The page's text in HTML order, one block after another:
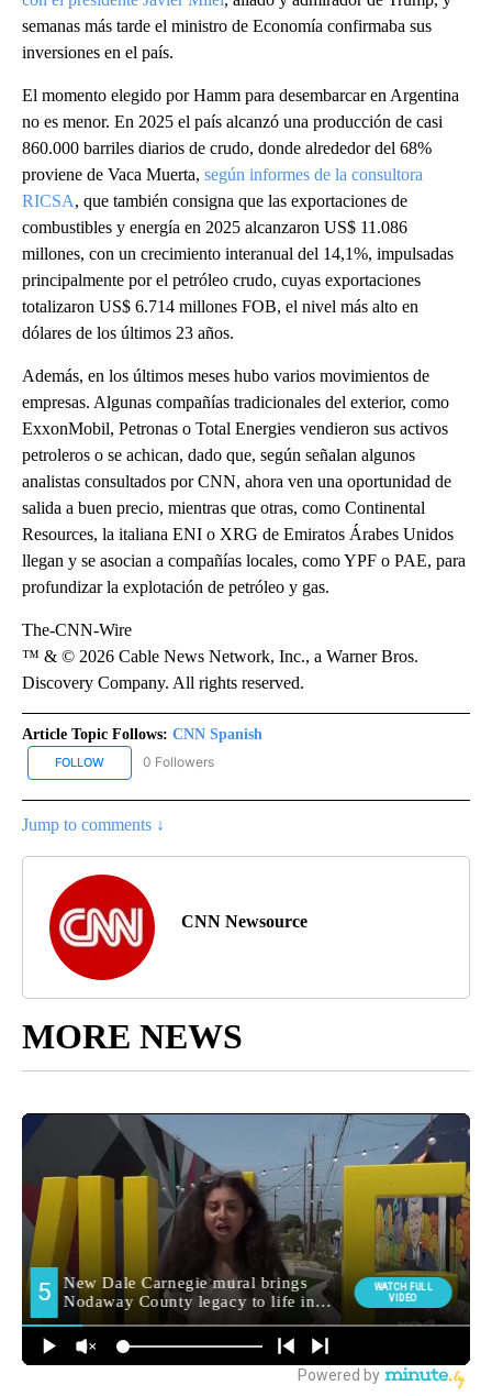
semanas más tarde el ministro de Economía confirmaba sus
inversiones en el país.
El momento elegido por Hamm para desembarcar en Argentina
no es menor. En 2025 el país alcanzó una producción de casi
860.000 barriles diarios de crudo, donde alrededor del 68%
proviene de Vaca Muerta, según informes de la consultora
RICSA, que también consigna que las exportaciones de
combustibles y energía en 2025 alcanzaron US$ 11.086
millones, con un crecimiento interanual del 14,1%, impulsadas
principalmente por el petróleo crudo, cuyas exportaciones
totalizaron US$ 6.714 millones FOB, el nivel más alto en
dólares de los últimos 23 años.
Además, en los últimos meses hubo varios movimientos de
empresas. Algunas compañías tradicionales del exterior, como
ExxonMobil, Petronas o Total Energies vendieron sus activos
petroleros o se achican, dado que, según señalan algunos
analistas consultados por CNN, ahora ven una oportunidad de
salida a buen precio, mientras que otras, como Continental
Resources, la italiana ENI o XRG de Emiratos Árabes Unidos
llegan y se asocian a compañías locales, como YPF o PAE, para
profundizar la explotación de petróleo y gas.
The-CNN-Wire
™ & © 2026 Cable News Network, Inc., a Warner Bros.
Discovery Company. All rights reserved.
Article Topic Follows: CNN Spanish
FOLLOW FOLLOW "CNN SPANISH" TO RECEIVE NOTIFICATIONS ABOUT
0 Followers
Jump to comments ↓
CNN Newsource
MORE NEWS